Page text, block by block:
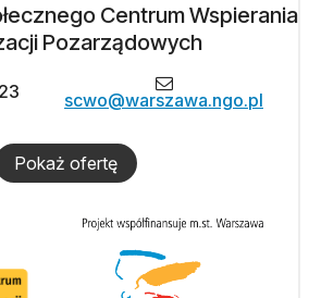
Centrum Wspierania
Pozarządowych
scwo@warszawa.ngo.pl
Pokaż ofertę